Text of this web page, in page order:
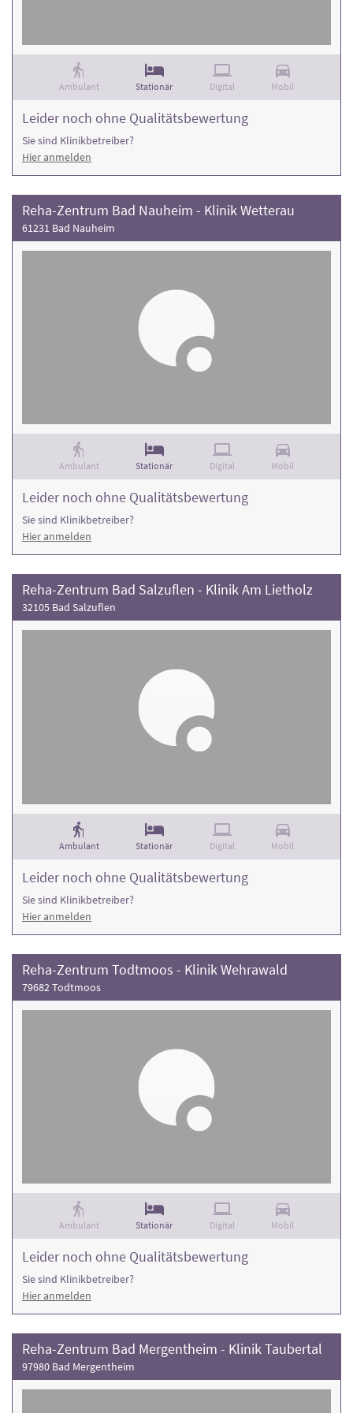
Ambulant Stationär Digital Mobil
Leider noch ohne Qualitätsbewertung
Sie sind Klinikbetreiber?
Hier anmelden
Reha-Zentrum Bad Nauheim - Klinik Wetterau
61231 Bad Nauheim
Ambulant Stationär Digital Mobil
Leider noch ohne Qualitätsbewertung
Sie sind Klinikbetreiber?
Hier anmelden
Reha-Zentrum Bad Salzuflen - Klinik Am Lietholz
32105 Bad Salzuflen
Ambulant Stationär Digital Mobil
Leider noch ohne Qualitätsbewertung
Sie sind Klinikbetreiber?
Hier anmelden
Reha-Zentrum Todtmoos - Klinik Wehrawald
79682 Todtmoos
Ambulant Stationär Digital Mobil
Leider noch ohne Qualitätsbewertung
Sie sind Klinikbetreiber?
Hier anmelden
Reha-Zentrum Bad Mergentheim - Klinik Taubertal
97980 Bad Mergentheim